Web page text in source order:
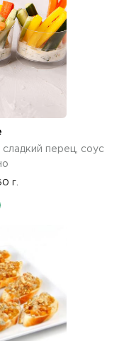
перец, соус
г.